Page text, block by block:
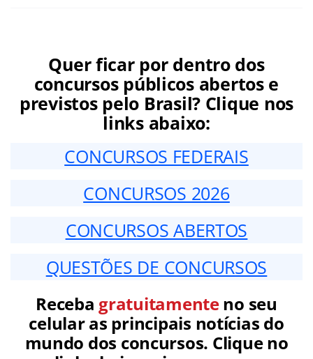
Quer ficar por dentro dos
concursos públicos abertos e
previstos pelo Brasil? Clique nos
links abaixo:
CONCURSOS FEDERAIS
CONCURSOS 2026
CONCURSOS ABERTOS
QUESTÕES DE CONCURSOS
Receba gratuitamenteno seu
celular as principais notícias do
mundo dos concursos. Clique no